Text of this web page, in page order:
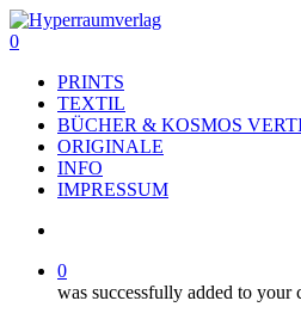
Skip
to
content
search
0
PRINTS
TEXTIL
BÜCHER & KOSMOS
ORIGINALE
INFO
IMPRESSUM
0
was successfully added to your